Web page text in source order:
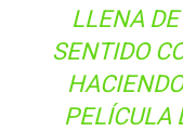
LLENA
SENTIDO
PELÍCULA